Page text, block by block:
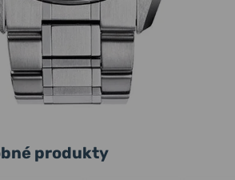
produkty